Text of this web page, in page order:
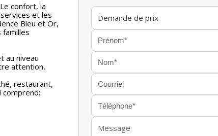
confort, la
et les
Bleu et Or,
familles
au niveau
attention,
restaurant,
comprend: